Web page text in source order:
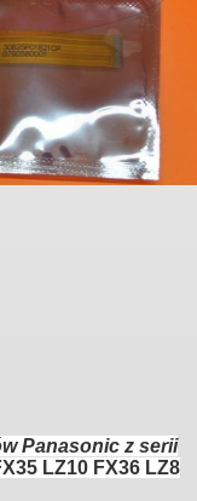
Panasonic z serii
LZ10 FX36 LZ8